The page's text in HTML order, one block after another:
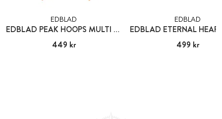
EDBLAD
EDBLAD PEAK HOOPS MULTI HEART GOLD
Pris:449 kr
449 kr
EDBLAD
Pris:499 kr
499 kr